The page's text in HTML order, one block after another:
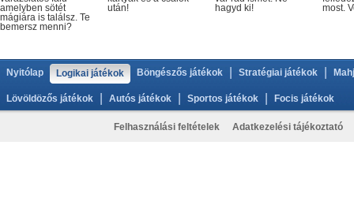
amelyben sötét
mágiára is találsz. Te
bemersz menni?
után!
hagyd ki!
most.
Nyitólap Logikai játékok Böngészős játékok Stratégiai játékok
Lövöldözős játékok Autós játékok Sportos játékok Focis játékok
Felhasználási feltételek Adatkezelési tájékoztató